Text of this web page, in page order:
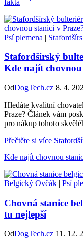
Psí plemena |
Stafordšírský
Kde najít chovnou
OdDogTech.cz 8. 4.
Hledáte kvalitní
Praze? Článek vám
pro nákup tohoto
Přečtěte si více
Kde najít chovnou
Belgický Ovčák | Psí
Chovná stanice
tu nejlepší
OdDogTech.cz 11. 12.